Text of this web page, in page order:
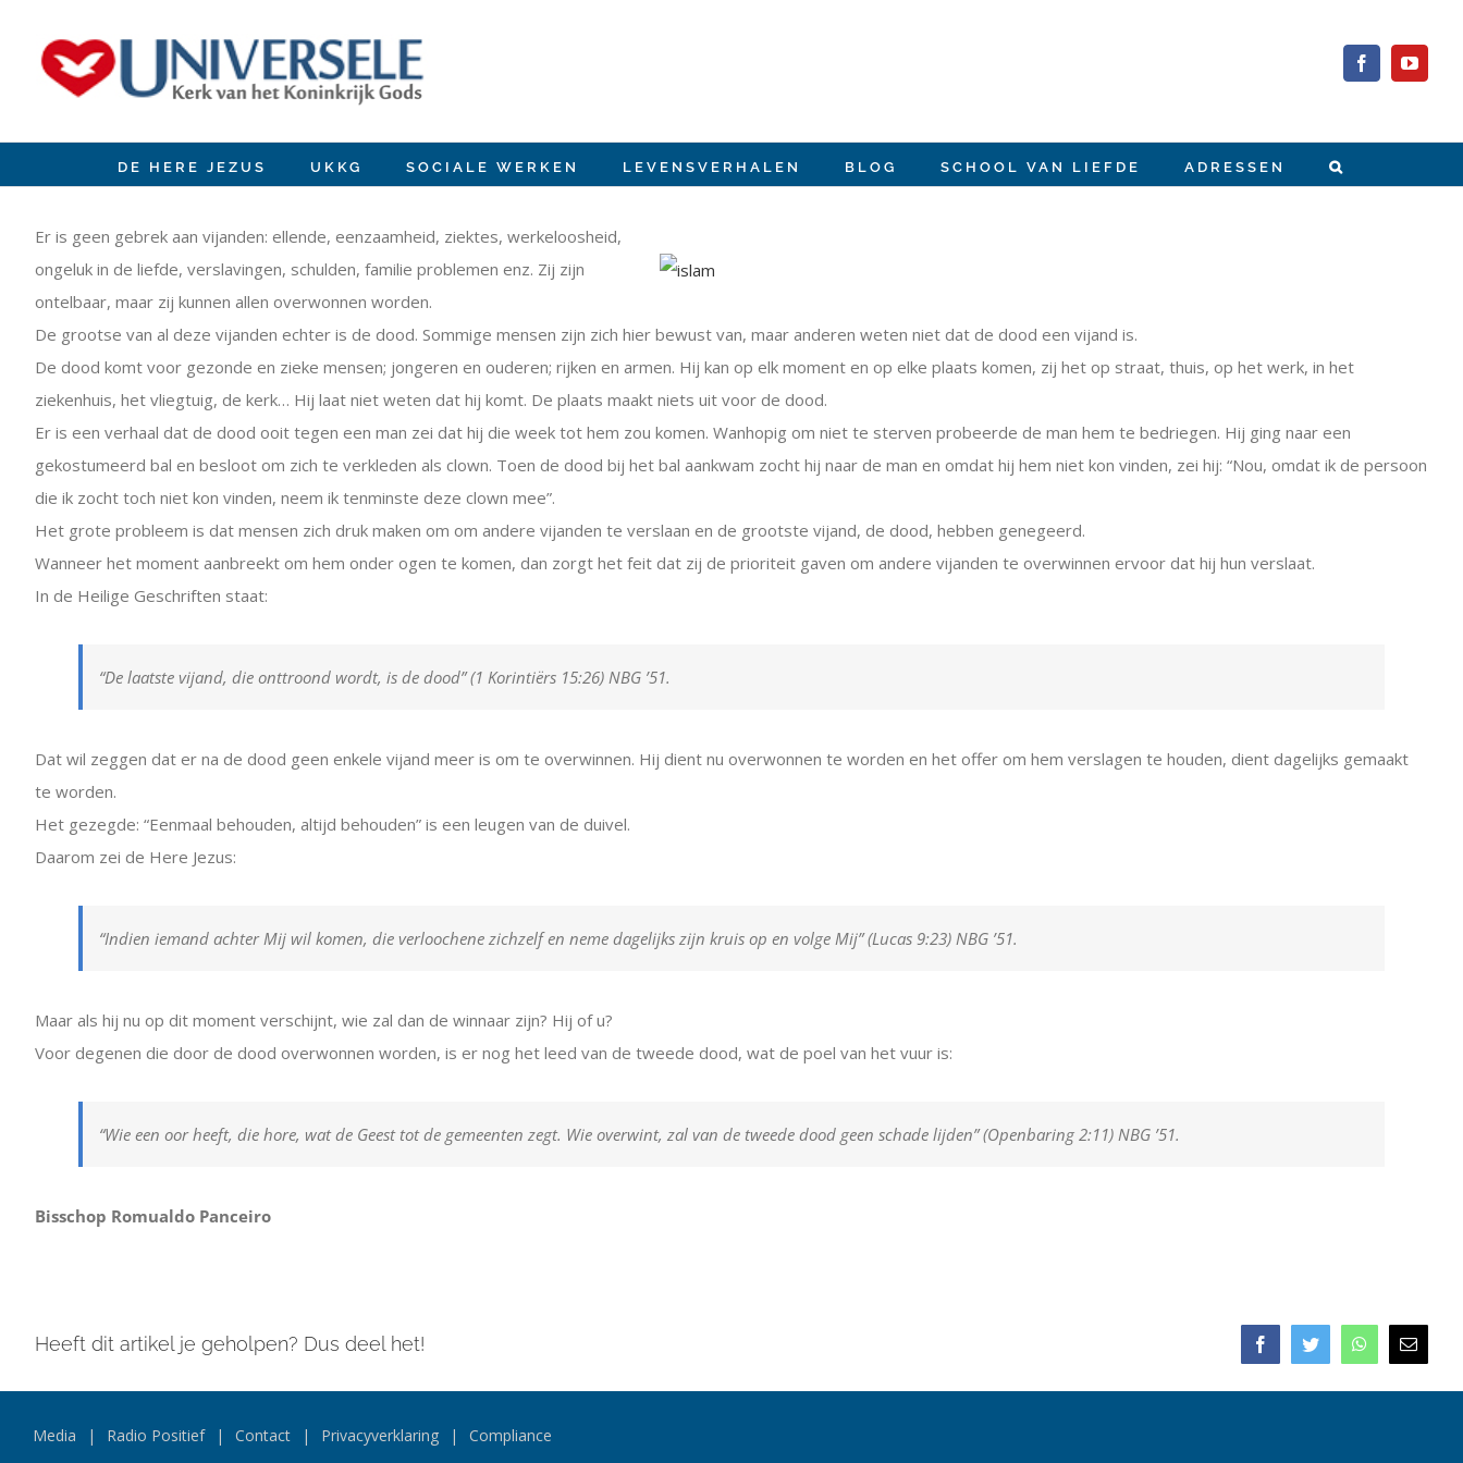
Facebook
DE HERE JEZUS UKKG SOCIALE WERKEN LEVENSVERHALEN BLOG SCHOOL VAN LIEFDE ADRESSEN
Larger
Image
Er is geen gebrek aan vijanden: ellende, eenzaamheid, ziektes, werkeloosheid,
ongeluk in de liefde, verslavingen, schulden, familie problemen enz. Zij zijn
ontelbaar, maar zij kunnen allen overwonnen worden.
De grootse van al deze vijanden echter is de dood. Sommige mensen zijn zich hier bewust van, maar anderen weten niet dat de dood een vijand is.
De dood komt voor gezonde en zieke mensen; jongeren en ouderen; rijken en armen. Hij kan op elk moment en op elke plaats komen, zij het op straat, thuis, op het werk, in het
ziekenhuis, het vliegtuig, de kerk… Hij laat niet weten dat hij komt. De plaats maakt niets uit voor de dood.
Er is een verhaal dat de dood ooit tegen een man zei dat hij die week tot hem zou komen. Wanhopig om niet te sterven probeerde de man hem te bedriegen. Hij ging naar een
gekostumeerd bal en besloot om zich te verkleden als clown. Toen de dood bij het bal aankwam zocht hij naar de man en omdat hij hem niet kon vinden, zei hij: “Nou, omdat ik de persoon
die ik zocht toch niet kon vinden, neem ik tenminste deze clown mee”.
Het grote probleem is dat mensen zich druk maken om om andere vijanden te verslaan en de grootste vijand, de dood, hebben genegeerd.
Wanneer het moment aanbreekt om hem onder ogen te komen, dan zorgt het feit dat zij de prioriteit gaven om andere vijanden te overwinnen ervoor dat hij hun verslaat.
In de Heilige Geschriften staat:
“De laatste vijand, die onttroond wordt, is de dood” (1 Korintiërs 15:26) NBG ’51.
Dat wil zeggen dat er na de dood geen enkele vijand meer is om te overwinnen. Hij dient nu overwonnen te worden en het offer om hem verslagen te houden, dient dagelijks gemaakt
te worden.
Het gezegde: “Eenmaal behouden, altijd behouden” is een leugen van de duivel.
Daarom zei de Here Jezus:
“Indien iemand achter Mij wil komen, die verloochene zichzelf en neme dagelijks zijn kruis op en volge Mij” (Lucas 9:23) NBG ’51.
Maar als hij nu op dit moment verschijnt, wie zal dan de winnaar zijn? Hij of u?
Voor degenen die door de dood overwonnen worden, is er nog het leed van de tweede dood, wat de poel van het vuur is:
“Wie een oor heeft, die hore, wat de Geest tot de gemeenten zegt. Wie overwint, zal van de tweede dood geen schade lijden” (Openbaring 2:11) NBG ’51.
Bisschop Romualdo Panceiro
Heeft dit artikel je geholpen? Dus deel het! FacebookTwitterWhatsApp
E-
mail
Media Radio Positief Contact Privacyverklaring Compliance